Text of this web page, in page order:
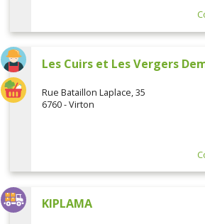
Les Cuirs et Les Vergers
Rue Bataillon Laplace, 35
6760 - Virton
KIPLAMA